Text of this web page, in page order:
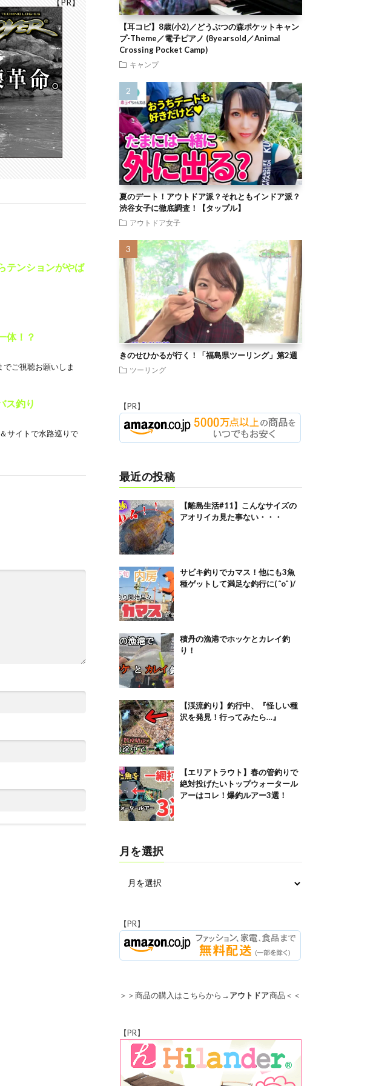
テンションがやば
体！？
ご視聴お願いしま
ス釣り
サイトで水路巡りで
【耳コピ】8歳(小2)／どうぶつの森ポケットキャン
プ-Theme／電子ピアノ (8yearsold／Animal
Crossing Pocket Camp)
キャンプ
夏のデート！アウトドア派？それともインドア派？
渋谷女子に徹底調査！【タップル】
アウトドア女子
きのせひかるが行く！「福島県ツーリング」第2週
ツーリング
【PR】
最近の投稿
【離島生活#11】こんなサイズの
アオリイカ見た事ない・・・
サビキ釣りでカマス！他にも3魚
種ゲットして満足な釣行に( ˆoˆ )/
積丹の漁港でホッケとカレイ釣
り！
【渓流釣り】釣行中、『怪しい種
沢を発見！行ってみたら…』
【エリアトラウト】春の管釣りで
絶対投げたいトップウォータール
アーはコレ！爆釣ルアー3選！
月を選択
【PR】
＞＞商品の購入はこちらから→アウトドア商品＜＜
【PR】